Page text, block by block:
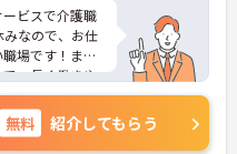
ビスで介護職
みなので、お仕
場です！ま
、長く働きや
る方はご面接
お問い合わせ
無料 紹介してもらう